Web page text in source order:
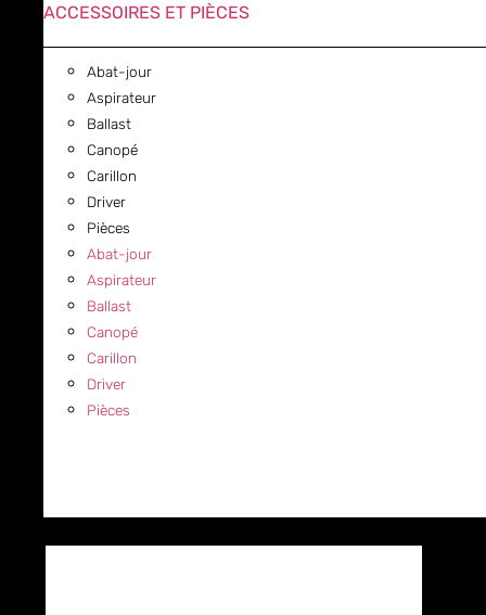
ACCESSOIRES ET PIÈCES
Abat-jour
Aspirateur
Ballast
Canopé
Carillon
Driver
Pièces
Abat-jour
Aspirateur
Ballast
Canopé
Carillon
Driver
Pièces